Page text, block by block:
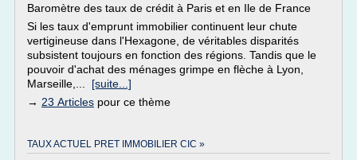
Baromètre des taux de crédit à Paris et en Ile de France
Si les taux d'emprunt immobilier continuent leur chute
vertigineuse dans l'Hexagone, de véritables disparités
subsistent toujours en fonction des régions. Tandis que le
pouvoir d'achat des ménages grimpe en flèche à Lyon,
Marseille,... [suite...]
→ 23 Articles pour ce thème
TAUX ACTUEL PRET IMMOBILIER CIC »